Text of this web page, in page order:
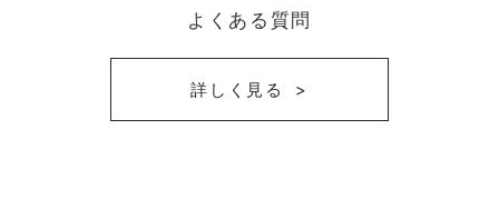
よくある質問
詳しく見る